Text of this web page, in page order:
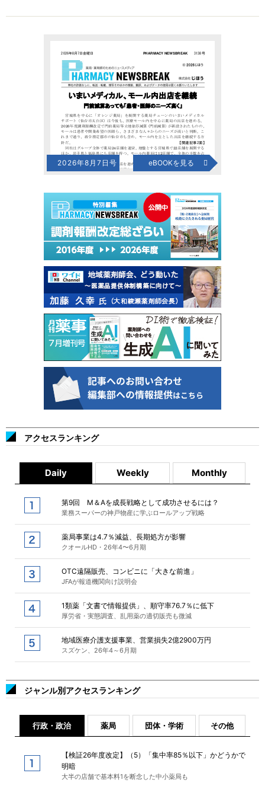
2026年8月7日号 eBOOKを見る
アクセスランキング
Daily Weekly Monthly
第9回 M＆Aを成長戦略として成功させるには？
業務スーパーの神戸物産に学ぶロールアップ戦略
薬局事業は4.7％減益、長期処方が影響
クオールHD・26年4〜6月期
OTC遠隔販売、コンビニに「大きな前進」
JFAが報道機関向け説明会
1類薬「文書で情報提供」、順守率76.7％に低下
厚労省・実態調査、乱用薬の適切販売も微減
地域医療介護支援事業、営業損失2億2900万円
スズケン、26年4～6月期
ジャンル別アクセスランキング
行政・政治 薬局 団体・学術 その他
【検証26年度改定】（5）「集中率85％以下」かどうかで
明暗
大半の店舗で基本料1を断念した中小薬局も